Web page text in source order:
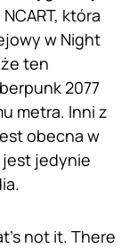
która
w Night
ten
2077
metra. Inni z
obecna w
jest jedynie
not it. There